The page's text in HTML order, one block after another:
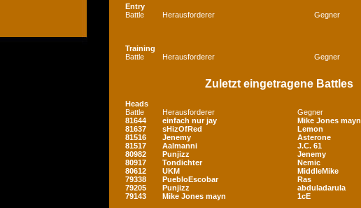
Entry
Battle
Herausforderer Gegner
Training
Battle
Herausforderer Gegner
Zuletzt eingetragene Battles
Heads
Battle
Herausforderer Gegner
81644
einfach nur jay Mike Jones mayn
81637
sHizOfRed Lemon
81516
Jenemy Asterone
81517
Aalmanni J.C. 61
80982
Punjizz Jenemy
80917
Tondichter Nemic
80612
UKM MiddleMike
79338
PuebloEscobar Ras
79205
Punjizz abduladarula
79143
Mike Jones mayn 1cE